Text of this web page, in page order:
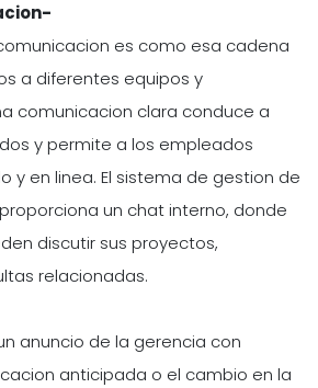
es como esa cadena
a diferentes equipos y
comunicacion clara conduce a
y permite a los empleados
y en linea. El sistema de gestion de
un chat interno, donde
discutir sus proyectos,
relacionadas.
anuncio de la gerencia con
anticipada o el cambio en la